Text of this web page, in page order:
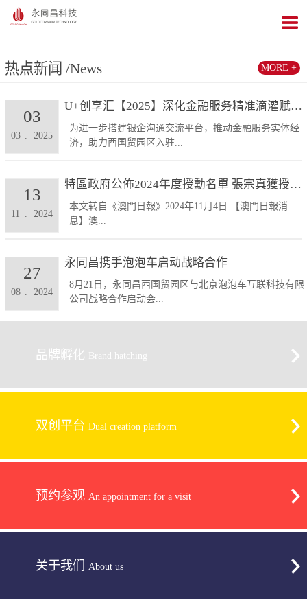
热点新闻 /News
U+创享汇【2025】深化金融服务精准滴灌赋能发展...
为进一步搭建银企沟通交流平台，推动金融服务实体经
济，助力西国贸园区入驻...
03 2025
03
特區政府公佈2024年度授勳名單 張宗真獲授予專業...
本文转自《澳門日報》2024年11月4日 【澳門日報消
息】澳...
11 2024
13
永同昌携手泡泡车启动战略合作
8月21日，永同昌西国贸园区与北京泡泡车互联科技有限
公司战略合作启动会...
08 . 2024
27
MORE +
品牌孵化 Brand hatching
双创平台 Dual creation platform
预约参观 An appointment for a visit
关于我们 About us